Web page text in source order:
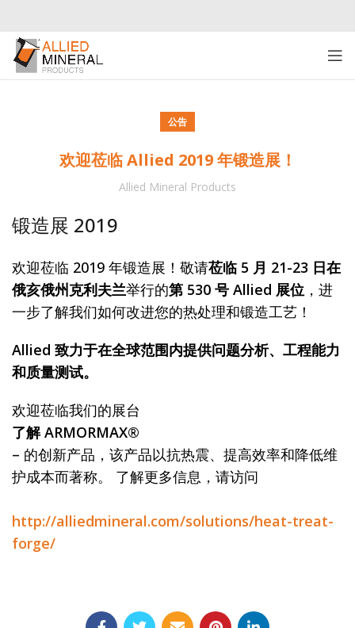
公告
欢迎莅临 Allied 2019 年锻造展！
Allied Mineral Products
锻造展 2019
欢迎莅临 2019 年锻造展！敬请莅临 5 月 21-23 日在
俄亥俄州克利夫兰举行的第 530 号 Allied 展位 ，进
一步了解我们如何改进您的热处理和锻造工艺！
Allied 致力于在全球范围内提供问题分析、工程能力
和质量测试。
欢迎莅临我们的展台
了解 ARMORMAX®
– 的创新产品，该产品以抗热震、提高效率和降低维
护成本而著称。 了解更多信息，请访问
http://alliedmineral.com/solutions/heat-treat-
forge/